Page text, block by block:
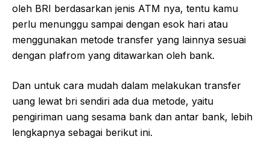
oleh BRI berdasarkan jenis ATM nya, tentu kamu
perlu menunggu sampai dengan esok hari atau
menggunakan metode transfer yang lainnya sesuai
dengan plafrom yang ditawarkan oleh bank.
Dan untuk cara mudah dalam melakukan transfer
uang lewat bri sendiri ada dua metode, yaitu
pengiriman uang sesama bank dan antar bank, lebih
lengkapnya sebagai berikut ini.